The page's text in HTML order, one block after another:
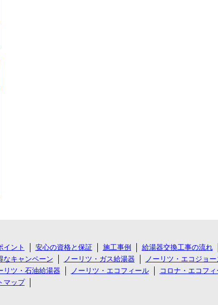
イント 安心の資格と保証 施工事例 給湯器交換工事の流れ
なキャンペーン ノーリツ・ガス給湯器 ノーリツ・エコジョー
リツ・石油給湯器 ノーリツ・エコフィール コロナ・エコフィ
マップ